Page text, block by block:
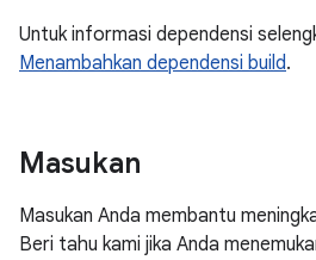
Untuk informasi dependensi
Menambahkan dependensi build.
Masukan
Masukan Anda membantu
Beri tahu kami jika Anda